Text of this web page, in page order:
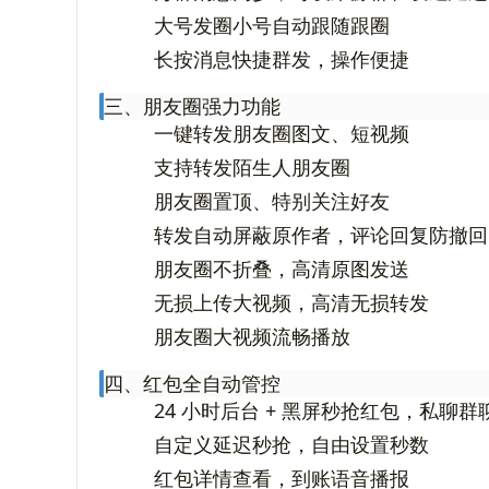
大号发圈小号自动跟随跟圈
长按消息快捷群发，操作便捷
三、朋友圈强力功能
一键转发朋友圈图文、短视频
支持转发陌生人朋友圈
朋友圈置顶、特别关注好友
转发自动屏蔽原作者，评论回复防撤回
朋友圈不折叠，高清原图发送
无损上传大视频，高清无损转发
朋友圈大视频流畅播放
四、红包全自动管控
24 小时后台 + 黑屏秒抢红包，私聊群
自定义延迟秒抢，自由设置秒数
红包详情查看，到账语音播报